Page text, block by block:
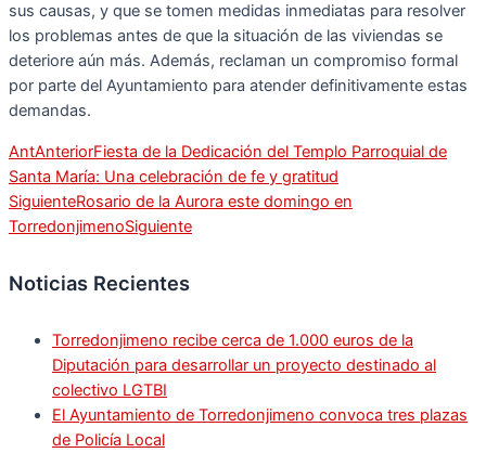
sus causas, y que se tomen medidas inmediatas para resolver
los problemas antes de que la situación de las viviendas se
deteriore aún más. Además, reclaman un compromiso formal
por parte del Ayuntamiento para atender definitivamente estas
demandas.
AntAnteriorFiesta de la Dedicación del Templo Parroquial de
Santa María: Una celebración de fe y gratitud
SiguienteRosario de la Aurora este domingo en
TorredonjimenoSiguiente
Noticias Recientes
Torredonjimeno recibe cerca de 1.000 euros de la
Diputación para desarrollar un proyecto destinado al
colectivo LGTBI
El Ayuntamiento de Torredonjimeno convoca tres plazas
de Policía Local